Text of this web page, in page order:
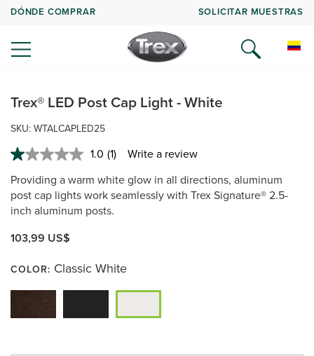
DÓNDE COMPRAR SOLICITAR MUESTRAS
Trex® LED Post Cap Light - White
SKU:WTALCAPLED25
1.0 Read
Review.
Same
page
link.
(1)
Write a review
Providing a warm white glow in all directions, aluminum
post cap lights work seamlessly with Trex Signature® 2.5-
inch aluminum posts.
103,99 US$
COLOR: Classic White